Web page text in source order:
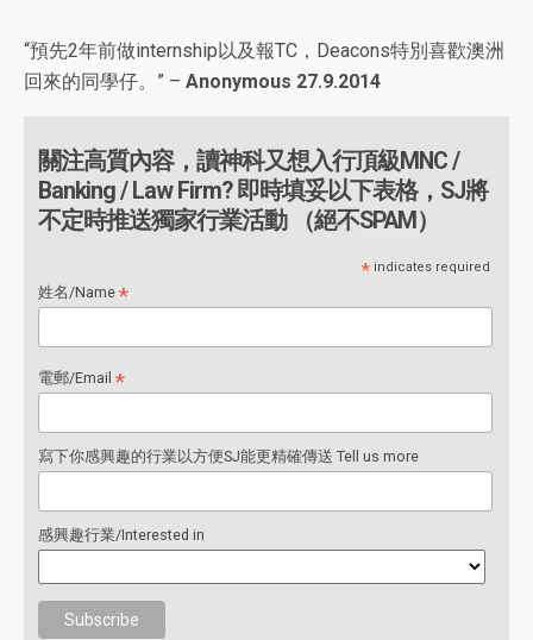
“預先2年前做internship以及報TC，Deacons特別喜歡澳洲
回來的同學仔。” – Anonymous 27.9.2014
關注高質內容，讀神科又想入行頂級MNC /
Banking / Law Firm? 即時填妥以下表格，SJ將
不定時推送獨家行業活動 （絕不SPAM）
* indicates required
姓名/Name*
電郵/Email*
寫下你感興趣的行業以方便SJ能更精確傳送 Tell us more
感興趣行業/Interested in